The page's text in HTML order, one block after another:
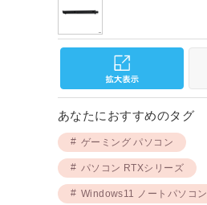
あなたにおすすめのタグ
ゲーミング パソコン
パソコン RTXシリーズ
Windows11 ノートパソコン